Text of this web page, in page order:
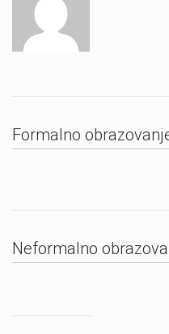
Formalno
Neformalno